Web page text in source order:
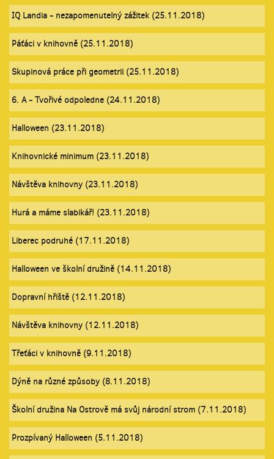
IQ Landia - nezapomenutelný zážitek (25.11.2018)
Páťáci v knihovně (25.11.2018)
Skupinová práce při geometrii (25.11.2018)
6. A - Tvořivé odpoledne (24.11.2018)
Halloween (23.11.2018)
Knihovnické minimum (23.11.2018)
Návštěva knihovny (23.11.2018)
Hurá a máme slabikář! (23.11.2018)
Liberec podruhé (17.11.2018)
Halloween ve školní družině (14.11.2018)
Dopravní hřiště (12.11.2018)
Návštěva knihovny (12.11.2018)
Třeťáci v knihovně (9.11.2018)
Dýně na různé způsoby (8.11.2018)
Školní družina Na Ostrově má svůj národní strom (7.11.2018)
Prozpívaný Halloween (5.11.2018)